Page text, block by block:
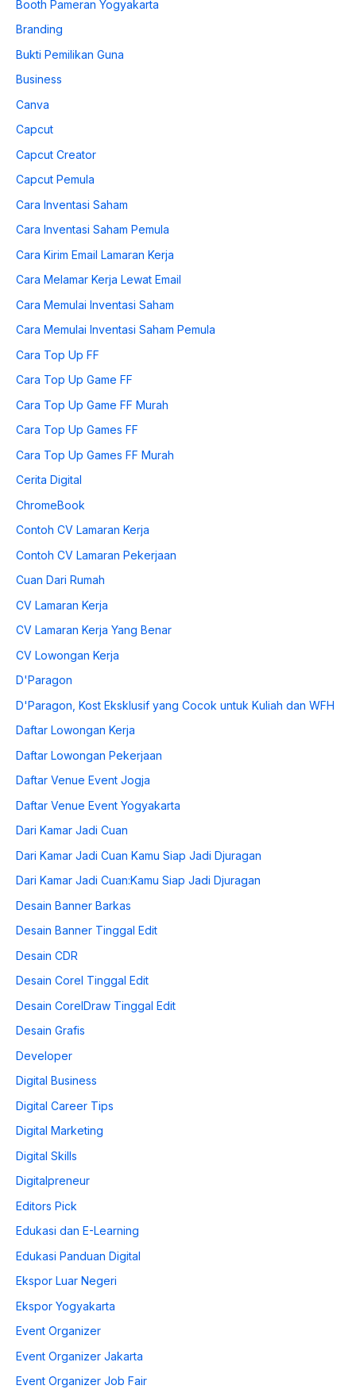
Booth Pameran Yogyakarta
Branding
Bukti Pemilikan Guna
Business
Canva
Capcut
Capcut Creator
Capcut Pemula
Cara Inventasi Saham
Cara Inventasi Saham Pemula
Cara Kirim Email Lamaran Kerja
Cara Melamar Kerja Lewat Email
Cara Memulai Inventasi Saham
Cara Memulai Inventasi Saham Pemula
Cara Top Up FF
Cara Top Up Game FF
Cara Top Up Game FF Murah
Cara Top Up Games FF
Cara Top Up Games FF Murah
Cerita Digital
ChromeBook
Contoh CV Lamaran Kerja
Contoh CV Lamaran Pekerjaan
Cuan Dari Rumah
CV Lamaran Kerja
CV Lamaran Kerja Yang Benar
CV Lowongan Kerja
D'Paragon
D'Paragon, Kost Eksklusif yang Cocok untuk Kuliah dan WFH
Daftar Lowongan Kerja
Daftar Lowongan Pekerjaan
Daftar Venue Event Jogja
Daftar Venue Event Yogyakarta
Dari Kamar Jadi Cuan
Dari Kamar Jadi Cuan Kamu Siap Jadi Djuragan
Dari Kamar Jadi Cuan:Kamu Siap Jadi Djuragan
Desain Banner Barkas
Desain Banner Tinggal Edit
Desain CDR
Desain Corel Tinggal Edit
Desain CorelDraw Tinggal Edit
Desain Grafis
Developer
Digital Business
Digital Career Tips
Digital Marketing
Digital Skills
Digitalpreneur
Editors Pick
Edukasi dan E-Learning
Edukasi Panduan Digital
Ekspor Luar Negeri
Ekspor Yogyakarta
Event Organizer
Event Organizer Jakarta
Event Organizer Job Fair